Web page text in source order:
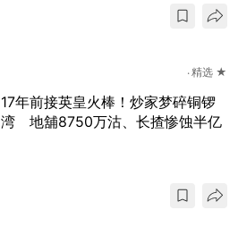
精选 ★
17年前接英皇火棒！炒家梦碎铜锣
湾 地舖8750万沽、长揸惨蚀半亿